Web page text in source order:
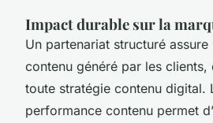
Impact durable sur la
Un partenariat structuré
contenu généré par les clients,
toute stratégie contenu digital.
performance contenu permet